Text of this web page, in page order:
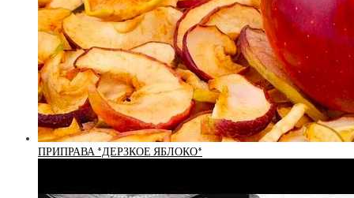
ПРИПРАВА *ДЕРЗКОЕ ЯБЛОКО*